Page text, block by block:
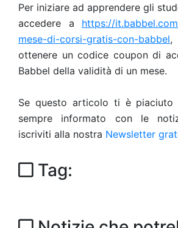
Per iniziare ad apprendere gli
accedere a https://
mese-di-corsi-gratis-con-babbel,
ottenere un codice coupon di
Babbel della validità di un mese.
Se questo articolo ti è piaciuto
sempre informato con le
iscriviti alla nostra Newsletter
Tag: